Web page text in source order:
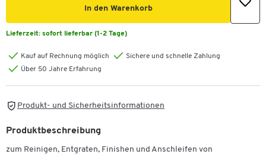
In den Warenkorb
Lieferzeit: sofort lieferbar (1-2 Tage)
Kauf auf Rechnung möglich
Sichere und schnelle Zahlung
Über 50 Jahre Erfahrung
Produkt- und Sicherheitsinformationen
Produktbeschreibung
zum Reinigen, Entgraten, Finishen und Anschleifen von